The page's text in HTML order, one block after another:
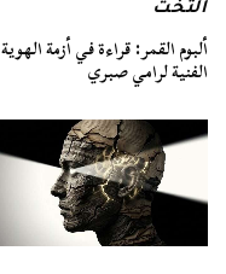
التخت
ألبوم القمر: قراءة في أزمة الهوية
الفنية لرامي صبري